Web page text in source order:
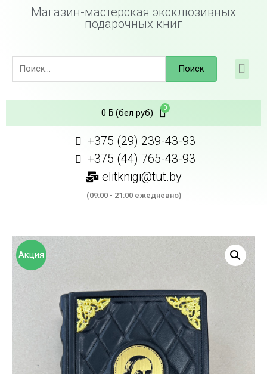
Магазин-мастерская эксклюзивных
подарочных книг
Поиск
0 ƃ(бел руб)
+375 (29) 239-43-93
+375 (44) 765-43-93
elitknigi@tut.by
(09:00 - 21:00 ежедневно)
Акция